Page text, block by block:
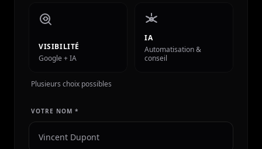
VISIBILITÉ
Google + IA
IA
Automatisation &
conseil
Plusieurs choix possibles
VOTRE NOM *